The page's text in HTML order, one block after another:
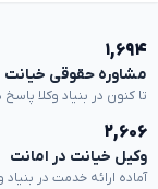
۱,۶۹۴
مشاوره حقوقی خیانت
تا کنون در بنیاد وکلا
۲,۶۰۶
وکیل خیانت در امانت
آماده ارائه خدمت در بنیاد